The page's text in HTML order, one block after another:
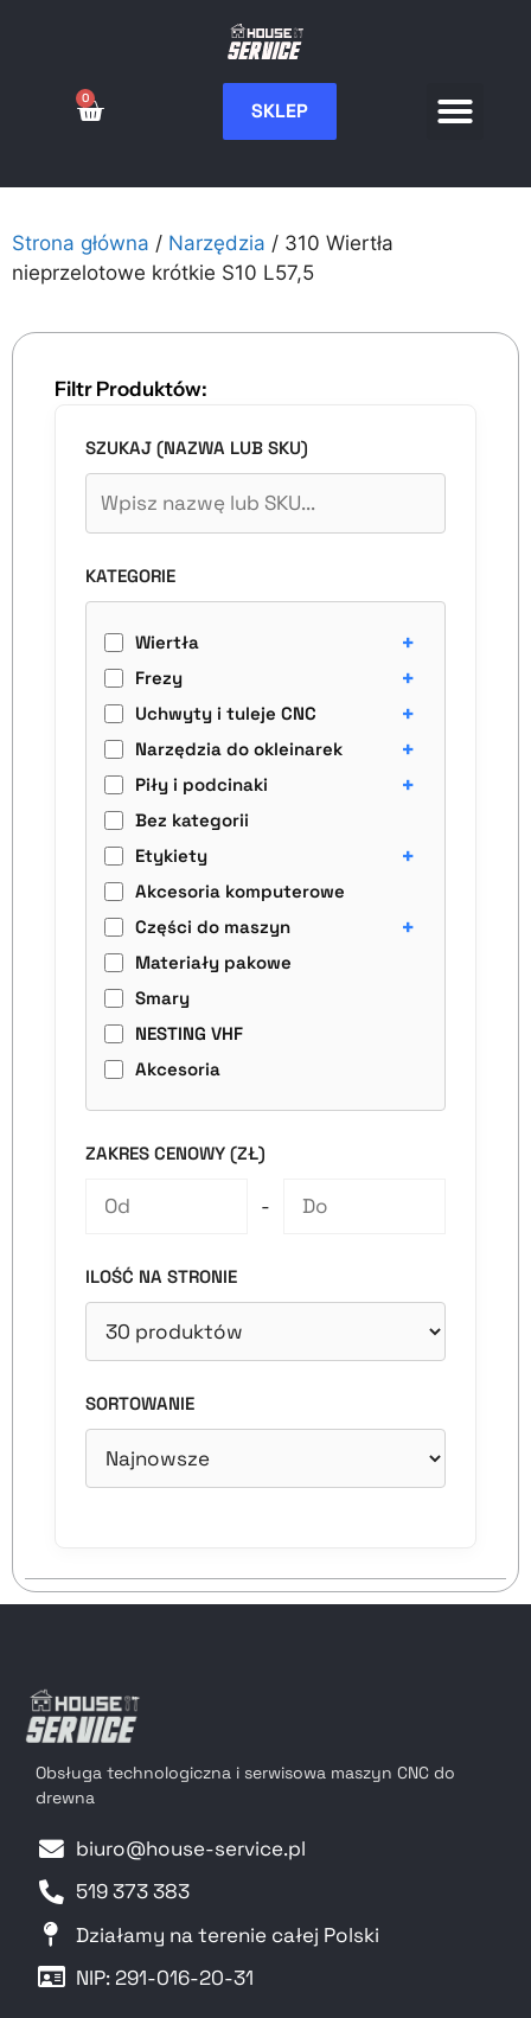
SKLEP
0
Strona główna / Narzędzia / 310 Wiertła
nieprzelotowe krótkie S10 L57,5
Filtr Produktów:
SZUKAJ (NAZWA LUB SKU)
KATEGORIE
Wiertła +
Frezy +
Uchwyty i tuleje CNC +
Narzędzia do okleinarek +
Piły i podcinaki +
Bez kategorii
Etykiety
+
Akcesoria komputerowe
Części do maszyn
+
Materiały pakowe
Smary
NESTING VHF
Akcesoria
ZAKRES CENOWY (ZŁ)
-
ILOŚĆ NA STRONIE
SORTOWANIE
Obsługa technologiczna i serwisowa maszyn CNC do
drewna
biuro@house-service.pl
519 373 383
Działamy na terenie całej Polski
NIP: 291-016-20-31​